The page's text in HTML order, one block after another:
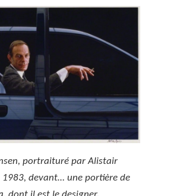
portraituré par Alistair
devant… une portière de